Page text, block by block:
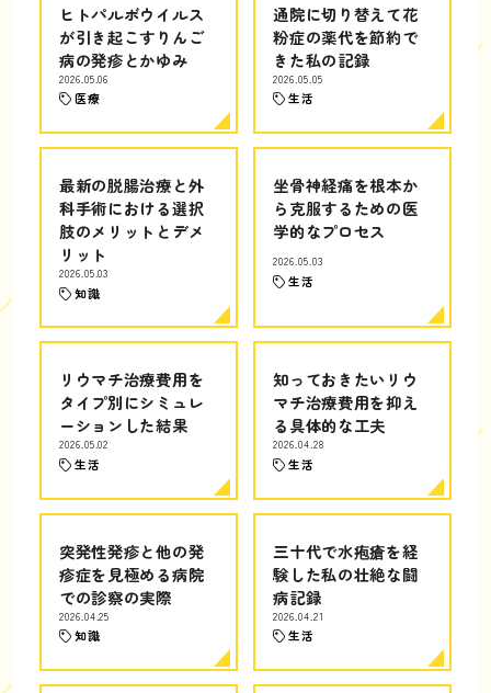
ヒトパルボウイルス
が引き起こすりんご
病の発疹とかゆみ
2026.05.06
医療
通院に切り替えて花
粉症の薬代を節約で
きた私の記録
2026.05.05
生活
最新の脱腸治療と外
科手術における選択
肢のメリットとデメ
リット
2026.05.03
知識
坐骨神経痛を根本か
ら克服するための医
学的なプロセス
2026.05.03
生活
リウマチ治療費用を
タイプ別にシミュレ
ーションした結果
2026.05.02
生活
知っておきたいリウ
マチ治療費用を抑え
る具体的な工夫
2026.04.28
生活
突発性発疹と他の発
疹症を見極める病院
での診察の実際
2026.04.25
知識
三十代で水疱瘡を経
験した私の壮絶な闘
病記録
2026.04.21
生活